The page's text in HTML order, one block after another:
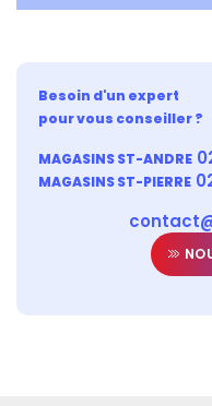
Besoin d'un expert
pour vous conseiller ?
MAGASINS ST-ANDRE
MAGASINS ST-PIERRE